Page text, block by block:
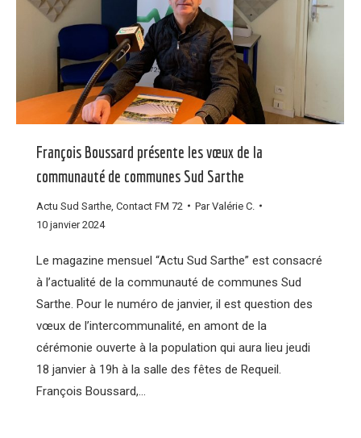
François Boussard présente les vœux de la
communauté de communes Sud Sarthe
Actu Sud Sarthe Contact FM 72 ParValérie C.
10 janvier 2024
Le magazine mensuel “Actu Sud Sarthe” est consacré
à l’actualité de la communauté de communes Sud
Sarthe. Pour le numéro de janvier, il est question des
vœux de l’intercommunalité, en amont de la
cérémonie ouverte à la population qui aura lieu jeudi
18 janvier à 19h à la salle des fêtes de Requeil.
François Boussard,…